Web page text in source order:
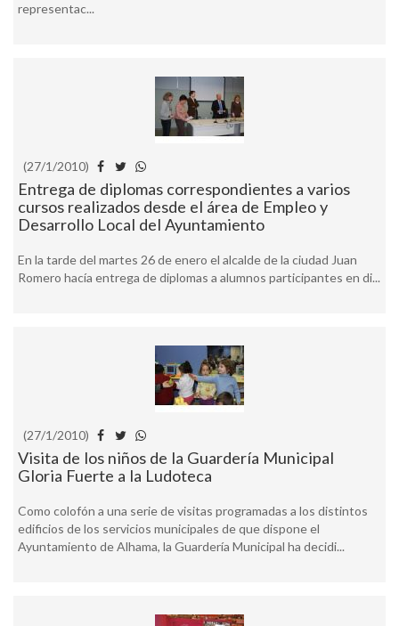
representac...
(27/1/2010)
Entrega de diplomas correspondientes a varios
cursos realizados desde el área de Empleo y
Desarrollo Local del Ayuntamiento
En la tarde del martes 26 de enero el alcalde de la ciudad Juan
Romero hacía entrega de diplomas a alumnos participantes en di...
(27/1/2010)
Visita de los niños de la Guardería Municipal
Gloria Fuerte a la Ludoteca
Como colofón a una serie de visitas programadas a los distintos
edificios de los servicios municipales de que dispone el
Ayuntamiento de Alhama, la Guardería Municipal ha decidi...